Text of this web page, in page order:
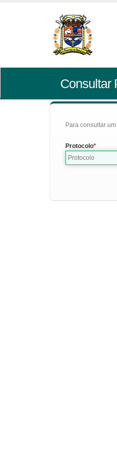
Consultar
Para consultar
Protocolo